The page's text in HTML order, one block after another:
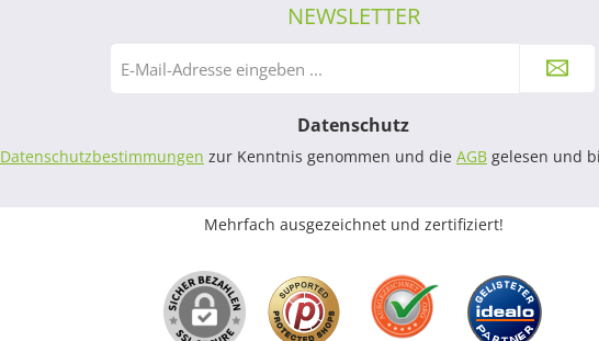
NEWSLETTER
Mail-
Datenschutz
Datenschutzbestimmungen zur Kenntnis genommen und die AGB gelesen und
Mehrfach ausgezeichnet und zertifiziert!